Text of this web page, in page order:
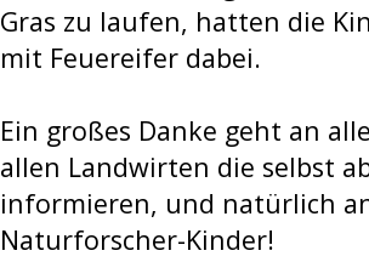
Gras zu laufen, hatten die
mit Feuereifer dabei.
Ein großes Danke geht an
allen Landwirten die selbst
informieren, und natürlich
Naturforscher-Kinder!